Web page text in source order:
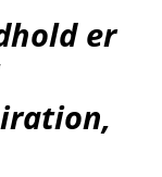
er